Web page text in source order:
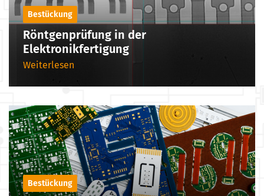
Bestückung
Röntgenprüfung in der
Elektronikfertigung
Weiterlesen
Bestückung